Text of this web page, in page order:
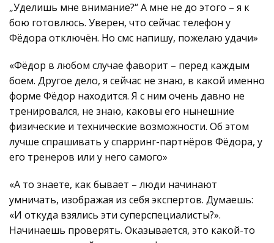
„Уделишь мне внимание?“ А мне не до этого – я к
бою готовлюсь. Уверен, что сейчас телефон у
Фёдора отключён. Но смс напишу, пожелаю удачи»
«Фёдор в любом случае фаворит – перед каждым
боем. Другое дело, я сейчас не знаю, в какой именно
форме Фёдор находится. Я с ним очень давно не
тренировался, не знаю, каковы его нынешние
физические и технические возможности. Об этом
лучше спрашивать у спарринг-партнёров Фёдора, у
его тренеров или у него самого»
«А то знаете, как бывает – люди начинают
умничать, изображая из себя экспертов. Думаешь:
«И откуда взялись эти суперспециалисты?».
Начинаешь проверять. Оказывается, это какой-то